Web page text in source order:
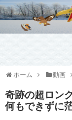
ホーム 動画
奇跡の超ロン
何もできずに